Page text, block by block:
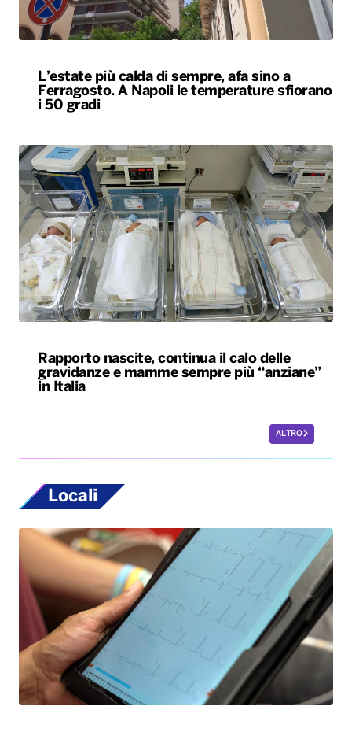
L’estate più calda di sempre, afa sino a
Ferragosto. A Napoli le temperature sfiorano
i 50 gradi
Rapporto nascite, continua il calo delle
gravidanze e mamme sempre più “anziane”
in Italia
ALTRO
Locali